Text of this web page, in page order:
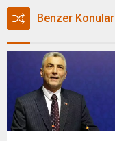
Benzer Konular